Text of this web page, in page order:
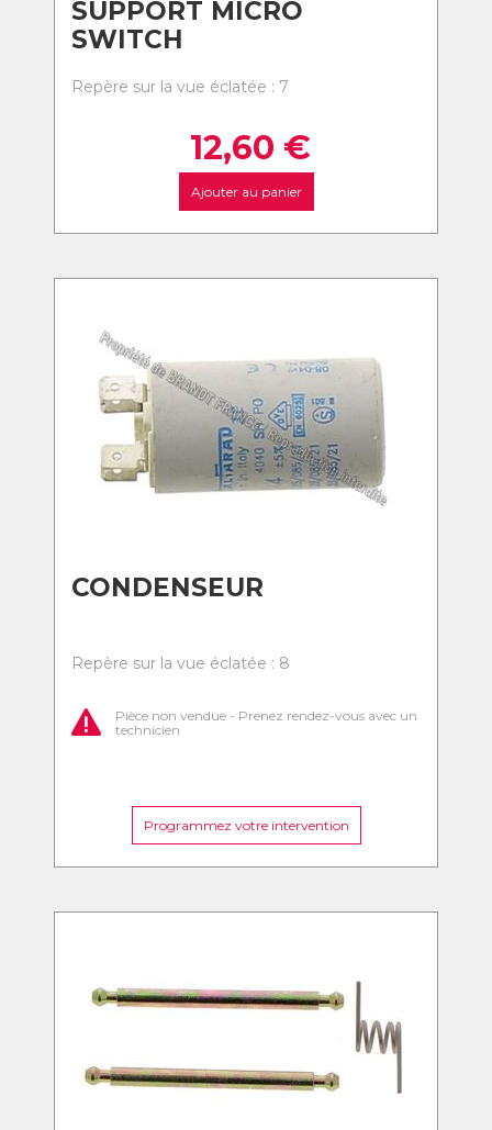
SUPPORT MICRO
SWITCH
Repère sur la vue éclatée : 7
12,60 €
Ajouter au panier
CONDENSEUR
Repère sur la vue éclatée : 8
Pièce non vendue - Prenez rendez-vous avec un
technicien
Programmez votre intervention